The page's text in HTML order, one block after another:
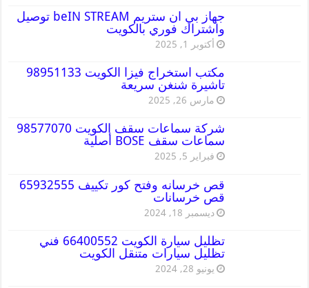
جهاز بي ان ستريم beIN STREAM توصيل
واشتراك فوري بالكويت
أكتوبر 1, 2025
مكتب استخراج فيزا الكويت 98951133
تاشيرة شنغن سريعة
مارس 26, 2025
شركة سماعات سقف الكويت 98577070
سماعات سقف BOSE أصلية
فبراير 5, 2025
قص خرسانه وفتح كور تكييف 65932555
قص خرسانات
ديسمبر 18, 2024
تظليل سيارة الكويت 66400552 فني
تظليل سيارات متنقل الكويت
يونيو 28, 2024